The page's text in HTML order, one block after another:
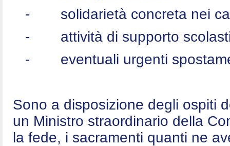
-
solidarietà concreta nei
-
attività di supporto
-
eventuali urgenti
Sono a disposizione degli ospiti
un Ministro straordinario della
la fede, i sacramenti quanti ne